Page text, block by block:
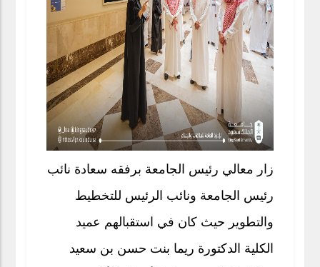
زار معالي رئيس الجامعة برفقه سعادة نائب
رئيس الجامعة ونائب الرئيس للتخطيط
والتطوير حيث كان في استقبالهم عميد
الكلية الدكتورة ريما بنت حسن بن سعيد